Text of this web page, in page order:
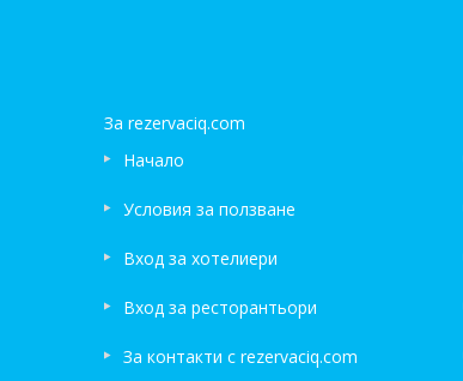
За rezervaciq.com
Начало
Условия за ползване
Вход за хотелиери
Вход за ресторантьори
За контакти с rezervaciq.com